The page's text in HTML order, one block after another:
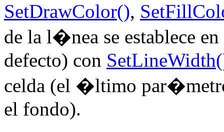
SetDrawColor(),
de la l�nea se establece
defecto) con
celda (el �ltimo
el fondo).